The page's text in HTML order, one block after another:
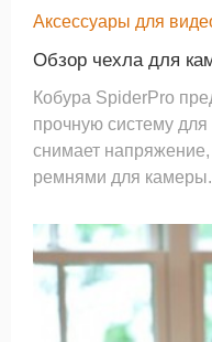
Аксессуары для
Обзор чехла для
Кобура SpiderPro
прочную систему
снимает
ремнями для камеры. Много лун назад кому-то
точкам камеры и
время это могло